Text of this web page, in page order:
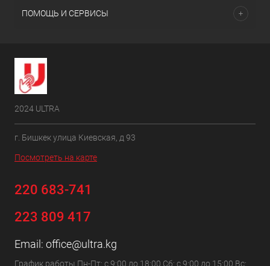
ПОМОЩЬ И СЕРВИСЫ
2024 ULTRA
г. Бишкек улица Киевская, д 93
Посмотреть на карте
220 683-741
223 809 417
Email: office@ultra.kg
График работы Пн-Пт: с 9:00 до 18:00 Сб: с 9:00 до 15:00 Вс: